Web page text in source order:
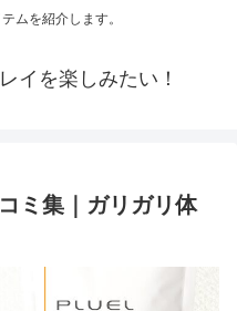
ムを紹介します。
イを楽しみたい！
ミ集｜ガリガリ体